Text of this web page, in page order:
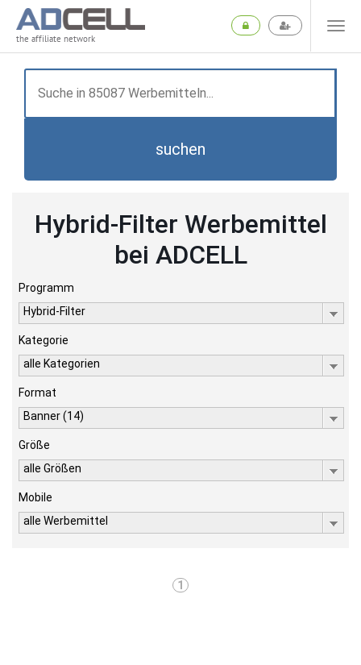
the affiliate network
suchen
Hybrid-Filter Werbemittel
bei ADCELL
Programm
Hybrid-Filter
Kategorie
alle Kategorien
Format
Banner (14)
Größe
alle Größen
Mobile
alle Werbemittel
1